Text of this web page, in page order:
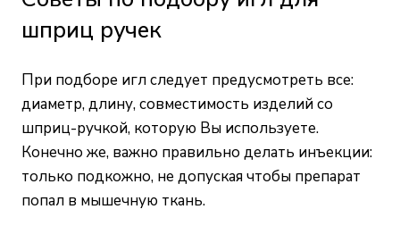
шприц ручек
При подборе игл следует предусмотреть все:
диаметр, длину, совместимость изделий со
шприц-ручкой, которую Вы используете.
Конечно же, важно правильно делать инъекции:
только подкожно, не допуская чтобы препарат
попал в мышечную ткань.